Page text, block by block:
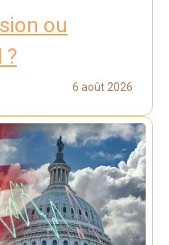
ou
?
6 août 2026